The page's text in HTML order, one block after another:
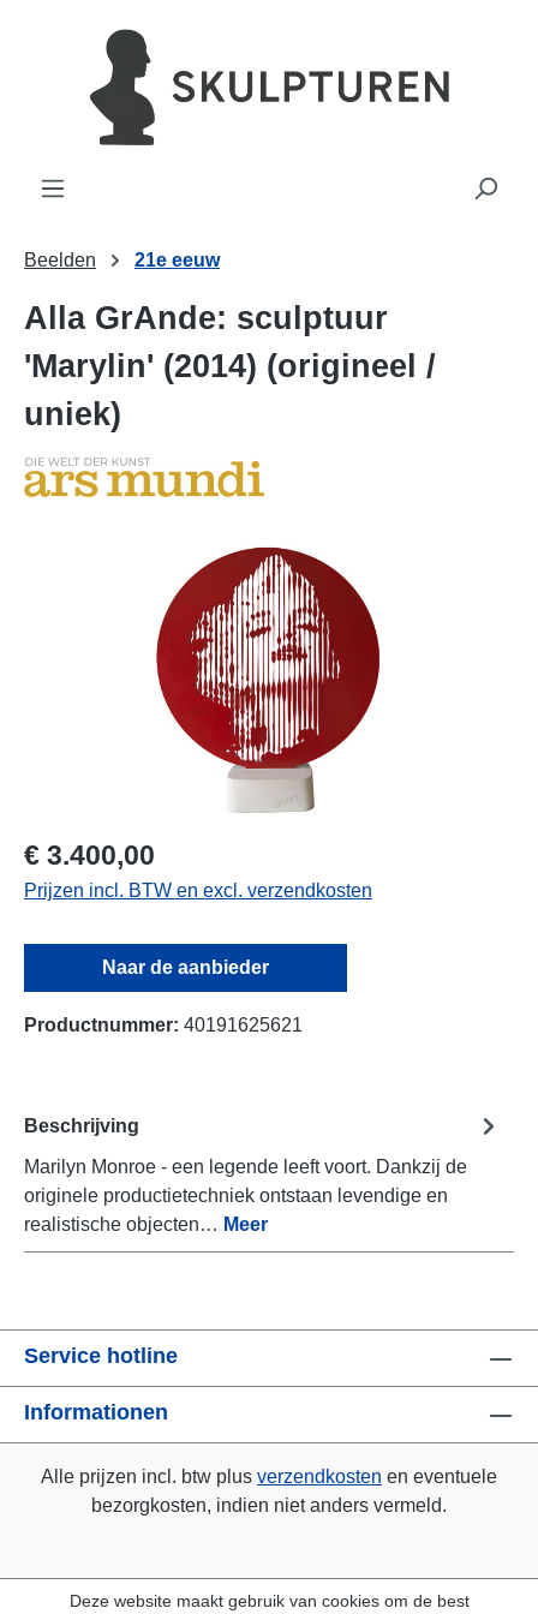
Beelden 21e eeuw
Alla GrAnde: sculptuur
'Marylin' (2014) (origineel /
uniek)
Afbeeldingengalerij overslaan
€ 3.400,00
Prijzen incl. BTW en excl. verzendkosten
Naar de aanbieder
Productnummer: 40191625621
Beschrijving
Marilyn Monroe - een legende leeft voort. Dankzij de
originele productietechniek ontstaan levendige en
realistische objecten… Meer
Service hotline
Informationen
Alle prijzen incl. btw plus verzendkosten en eventuele
bezorgkosten, indien niet anders vermeld.
Deze website maakt gebruik van cookies om de best